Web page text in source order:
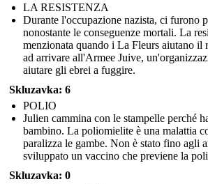
LA RESISTENZA
Durante l'occupazione nazista, ci furono
nonostante le conseguenze mortali. La
menzionata quando i La Fleurs aiutano il
ad arrivare all'Armee Juive,
aiutare gli ebrei a fuggire.
Skluzavka: 6
POLIO
Julien cammina con le stampelle perché
bambino. La poliomielite è una malattia
paralizza le gambe. Non è stato fino agli
sviluppato un vaccino che previene la
Skluzavka: 0